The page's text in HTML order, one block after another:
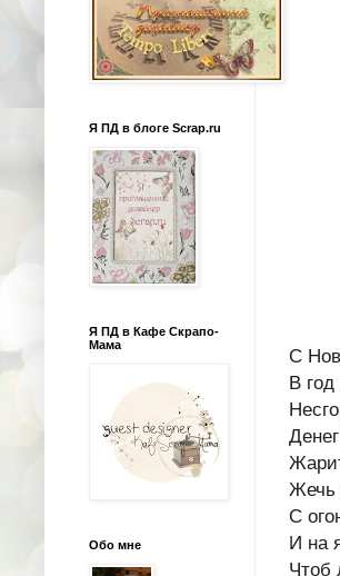
С
В
Жечь
С
И на
Чтоб
Я ПД в блоге Scrap.ru
Я ПД в Кафе Скрапо-
Мама
Обо мне